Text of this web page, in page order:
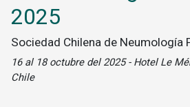
2025
Sociedad Chilena de Neumología
16 al 18 octubre del 2025 - Hotel Le
Chile